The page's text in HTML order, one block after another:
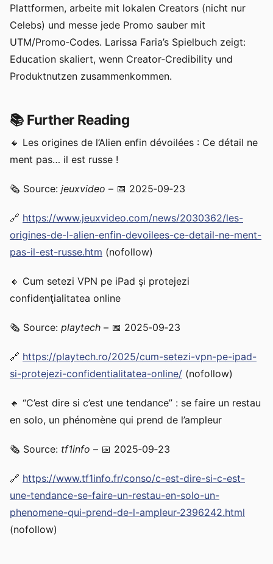
Plattformen, arbeite mit lokalen Creators (nicht nur
Celebs) und messe jede Promo sauber mit
UTM/Promo‑Codes. Larissa Faria’s Spielbuch zeigt:
Education skaliert, wenn Creator‑Credibility und
Produktnutzen zusammenkommen.
📚 Further Reading
🔸 Les origines de l’Alien enfin dévoilées : Ce détail ne
ment pas… il est russe !
🗞️ Source: jeuxvideo – 📅 2025‑09‑23
🔗 https://www.jeuxvideo.com/news/2030362/les-
origines-de-l-alien-enfin-devoilees-ce-detail-ne-ment-
pas-il-est-russe.htm (nofollow)
🔸 Cum setezi VPN pe iPad şi protejezi
confidenţialitatea online
🗞️ Source: playtech – 📅 2025‑09‑23
🔗 https://playtech.ro/2025/cum-setezi-vpn-pe-ipad-
si-protejezi-confidentialitatea-online/ (nofollow)
🔸 “C’est dire si c’est une tendance” : se faire un restau
en solo, un phénomène qui prend de l’ampleur
🗞️ Source: tf1info – 📅 2025‑09‑23
🔗 https://www.tf1info.fr/conso/c-est-dire-si-c-est-
une-tendance-se-faire-un-restau-en-solo-un-
phenomene-qui-prend-de-l-ampleur-2396242.html
(nofollow)